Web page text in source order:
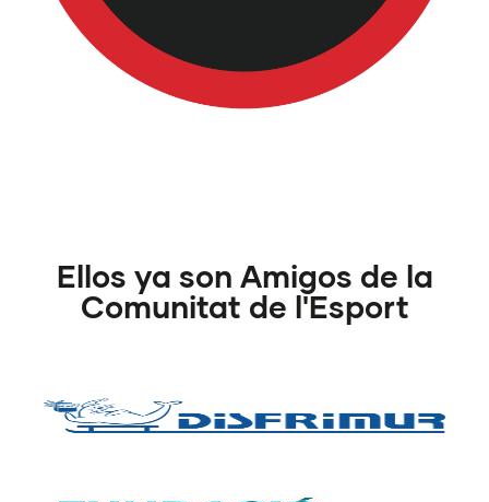
Ellos ya son Amigos de la
Comunitat de l'Esport